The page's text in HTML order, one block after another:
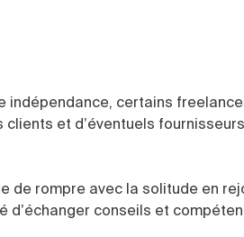
indépendance, certains
et d’éventuels
de rompre avec la solitude en
d’échanger conseils et